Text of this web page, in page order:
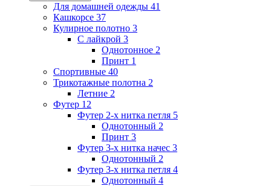
Для домашней одежды 41
Кашкорсе 37
Кулирное полотно 3
С лайкрой 3
Однотонное 2
Принт 1
Спортивные 40
Трикотажные полотна 2
Летние 2
Футер 12
Футер 2-х нитка петля 5
Однотонный 2
Принт 3
Футер 3-х нитка начес 3
Однотонный 2
Футер 3-х нитка петля 4
Однотонный 4